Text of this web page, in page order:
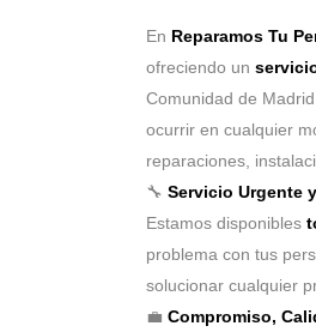
En Reparamos Tu
ofreciendo un
Comunidad de
ocurrir en cualquier
reparaciones,
🔧 Servicio Urgente
Estamos disponibles
problema con tus
solucionar cualquier
💼 Compromiso,